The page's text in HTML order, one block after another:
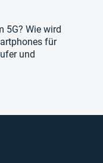
5G? Wie wird
für
und